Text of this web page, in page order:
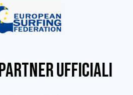
e partner ufficiali